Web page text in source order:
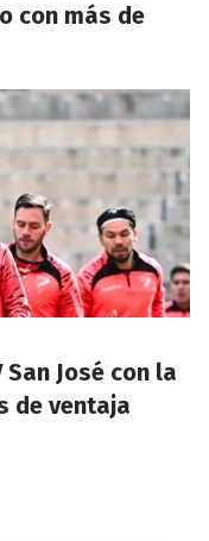
con más de
José con la
de ventaja